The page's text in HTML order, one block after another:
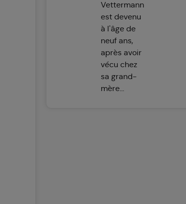
Vettermann
est devenu
à l'âge de
neuf ans,
après avoir
vécu chez
sa grand-
mère...